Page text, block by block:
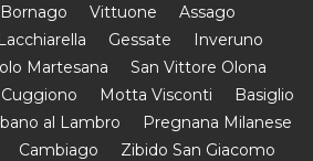
Vittuone
Assago
Lacchiarella Gessate
Inveruno
Martesana
San Vittore Olona
Cuggiono Motta Visconti
Basiglio
al Lambro
Pregnana Milanese
Cambiago
Zibido San Giacomo